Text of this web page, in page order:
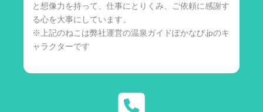
と想像力を持って、仕事にとりくみ、ご依頼に感謝す
る心を大事にしています。
※上記のねこは弊社運営の温泉ガイドぽかなび.jpのキ
ャラクターです